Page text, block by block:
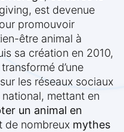
est devenue
promouvoir
être animal à
sa création en 2010,
d’une
les réseaux sociaux
mettant en
un animal en
de nombreux mythes